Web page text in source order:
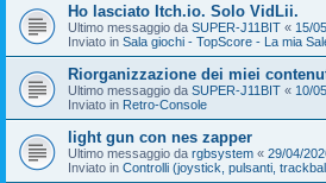
Ho lasciato Itch.io. Solo VidLii.
Ultimo messaggio da SUPER-J11BIT « 15/
Inviato in Sala giochi - TopScore - La mia
Riorganizzazione dei miei
Ultimo messaggio da SUPER-J11BIT « 10/
Inviato in Retro-Console
light gun con nes zapper
Ultimo messaggio da rgbsystem « 29/04/
Inviato in Controlli (joystick, pulsanti,